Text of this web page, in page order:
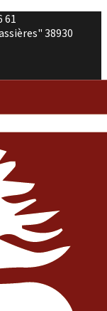
61
38930